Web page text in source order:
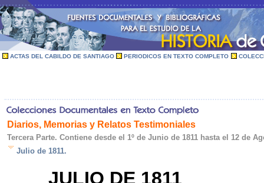
ACTAS DEL CABILDO DE SANTIAGO PERIODICOS EN TEXTO COMPLETO
Diarios, Memorias y Relatos Testimoniales
Tercera Parte. Contiene desde el 1º de Junio de 1811 hasta el 12 de
Julio de 1811.
JULIO DE 1811